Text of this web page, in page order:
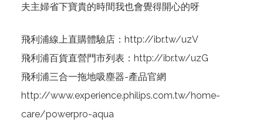
夫主婦省下寶貴的時間我也會覺得開心的呀
飛利浦線上直購體驗店： http://ibr.tw/uzV
飛利浦百貨直營門市列表： http://ibr.tw/uzG
飛利浦三合一拖地吸塵器-產品官網
http://www.experience.philips.com.tw/home-
care/powerpro-aqua